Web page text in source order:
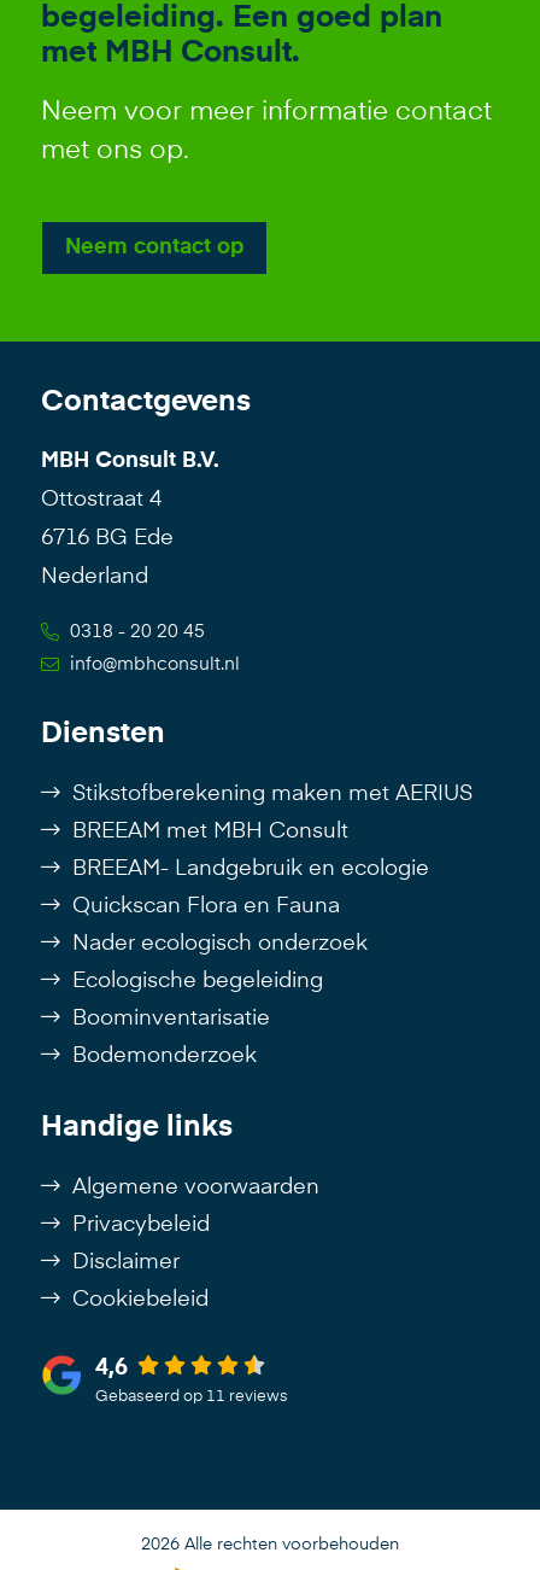
begeleiding. Een goed plan
met MBH Consult.
Neem voor meer informatie contact
met ons op.
Neem contact op
Contactgevens
MBH Consult B.V.
Ottostraat 4
6716 BG Ede
Nederland
0318 - 20 20 45
info@mbhconsult.nl
Diensten
Stikstofberekening maken met AERIUS
BREEAM met MBH Consult
BREEAM- Landgebruik en ecologie
Quickscan Flora en Fauna
Nader ecologisch onderzoek
Ecologische begeleiding
Boominventarisatie
Bodemonderzoek
Handige links
Algemene voorwaarden
Privacybeleid
Disclaimer
Cookiebeleid
4,6
Gebaseerd op 11 reviews
2026 Alle rechten voorbehouden